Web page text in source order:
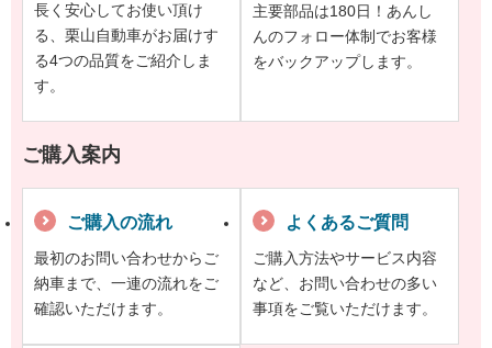
長く安心してお使い頂け
る、栗山自動車がお届けす
る4つの品質をご紹介しま
す。
主要部品は180日！あんし
んのフォロー体制でお客様
をバックアップします。
ご購入案内
ご購入の流れ
最初のお問い合わせからご
納車まで、一連の流れをご
確認いただけます。
よくあるご質問
ご購入方法やサービス内容
など、お問い合わせの多い
事項をご覧いただけます。